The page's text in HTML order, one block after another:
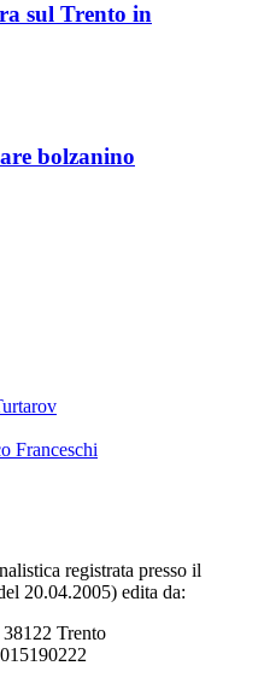
sul Trento in
bolzanino
Franceschi
registrata presso il
20.04.2005) edita da:
Trento